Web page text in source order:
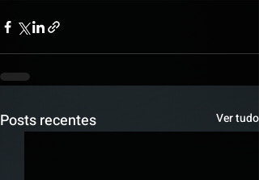
Posts recentes Ver tudo